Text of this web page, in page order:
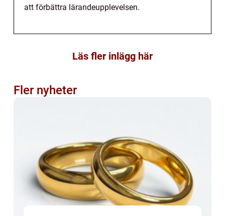
att förbättra lärandeupplevelsen.
Läs fler inlägg här
Fler nyheter